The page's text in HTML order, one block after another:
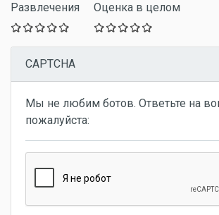
Развлечения Оценка в целом
CAPTCHA
Мы не любим ботов. Ответьте на
пожалуйста: